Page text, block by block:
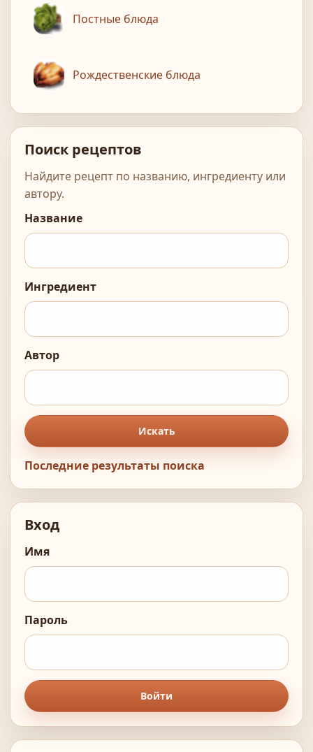
Постные блюда
Рождественские блюда
Поиск рецептов
Найдите рецепт по названию, ингредиенту или
автору.
Название
Ингредиент
Автор
Искать
Последние результаты поиска
Вход
Имя
Пароль
Войти